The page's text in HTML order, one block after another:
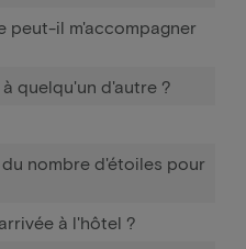
peut-il m'accompagner
quelqu'un d'autre ?
nombre d'étoiles pour
à l'hôtel ?